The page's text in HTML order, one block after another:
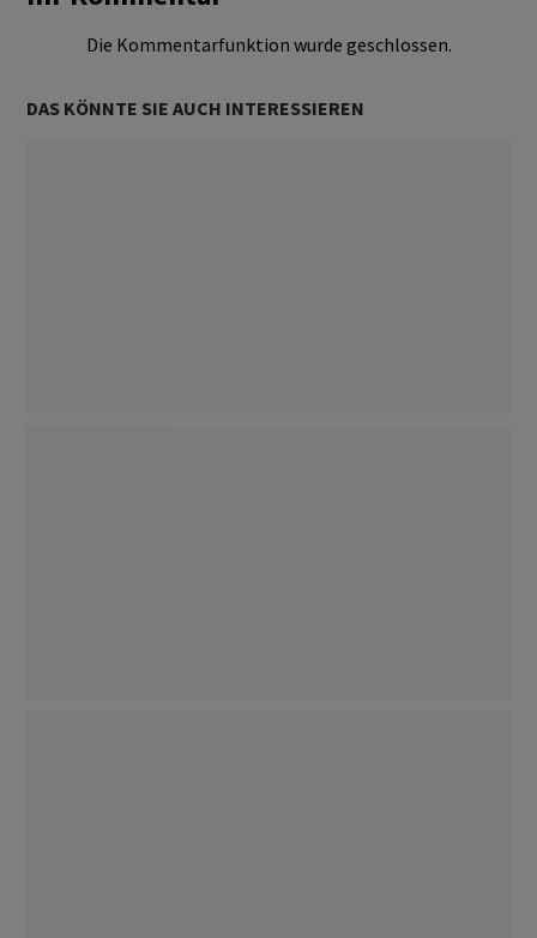
Die Kommentarfunktion wurde geschlossen.
DAS KÖNNTE SIE AUCH INTERESSIEREN